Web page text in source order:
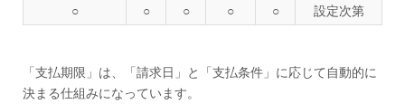
○ ○ ○ ○ ○ 設定次第
「支払期限」は、「請求日」と「支払条件」に応じて自動的に
決まる仕組みになっています。